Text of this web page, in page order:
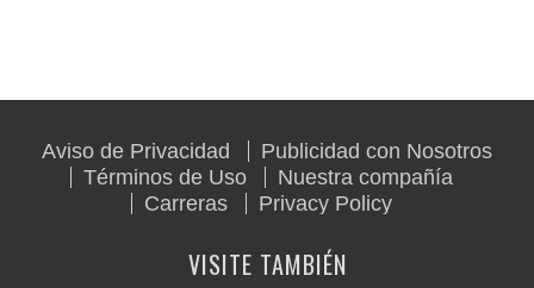
Aviso de Privacidad
Publicidad con Nosotros
Términos de Uso
Nuestra compañía
Carreras
Privacy Policy
VISITE TAMBIÉN